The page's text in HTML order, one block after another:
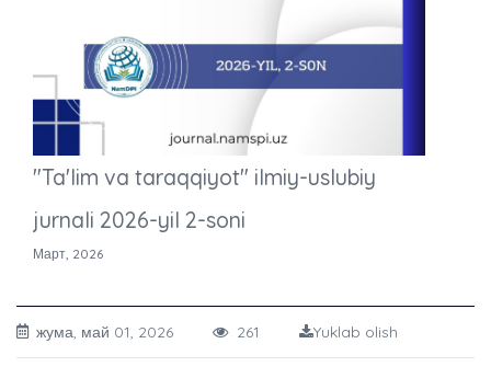
"Ta'lim va taraqqiyot" ilmiy-uslubiy
jurnali 2026-yil 2-soni
Март, 2026
жума, май 01, 2026 261 Yuklab olish